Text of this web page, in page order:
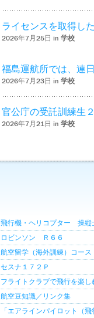
ライセンスを取得し
2026年7月25日 in 学校
福島運航所では、連
2026年7月23日 in 学校
官公庁の受託訓練生
2026年7月21日 in 学校
飛行機・ヘリコプター 操縦
ロビンソン Ｒ６６
航空留学（海外訓練）コース
セスナ１７２Ｐ
フライトクラブで飛行を楽し
航空豆知識／リンク集
「エアラインパイロット（